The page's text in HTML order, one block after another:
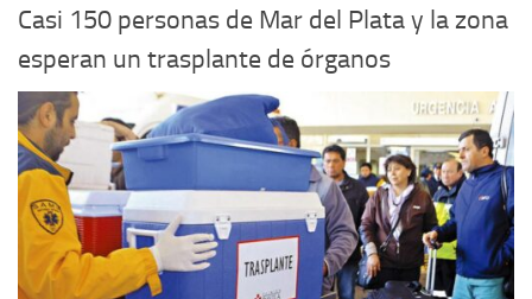
Casi 150 personas de Mar del Plata y la zona
esperan un trasplante de órganos